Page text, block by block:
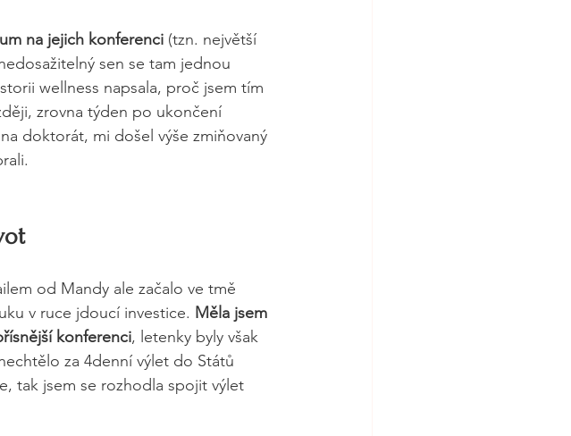
na jejich konferenci (tzn. největší
sen se tam jednou
wellness napsala, proč jsem tím
zrovna týden po ukončení
doktorát, mi došel výše zmiňovaný
od Mandy ale začalo ve tmě
v ruce jdoucí investice. Měla jsem
konferenci, letenky byly však
za 4denní výlet do Států
tak jsem se rozhodla spojit výlet